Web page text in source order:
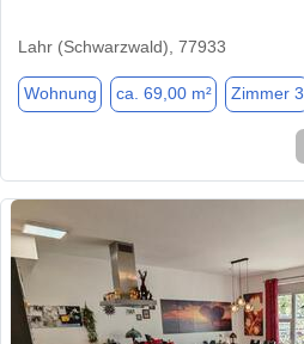
Lahr (Schwarzwald), 77933
Wohnung ca. 69,00 m² Zimmer 3